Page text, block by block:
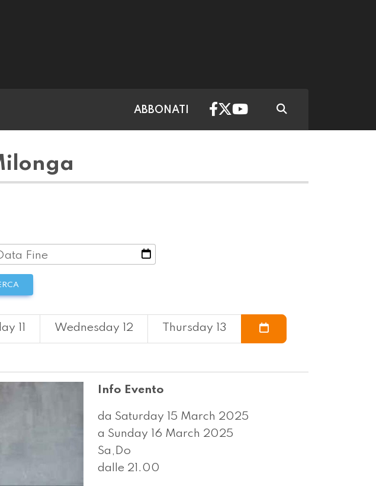
ABBONATI
Fine
11 Wednesday 12 Thursday 13
Info Evento
da Saturday 15 March 2025
a Sunday 16 March 2025
Sa,Do
dalle 21.00